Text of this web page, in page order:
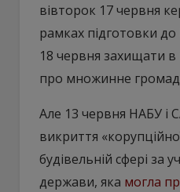
вівторок 17 червня
рамках підготовки до
18 червня захищати в
про множинне
Але 13 червня НАБУ і
викриття
будівельній сфері за
держави, яка могла